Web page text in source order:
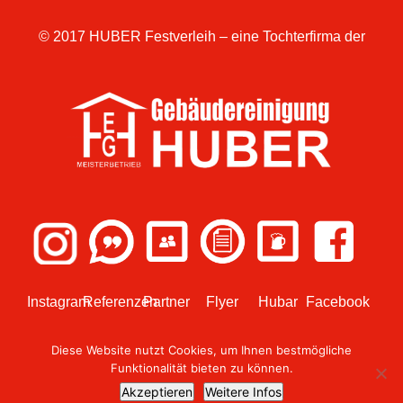
© 2017 HUBER Festverleih – eine Tochterfirma der
InstagramReferenzenPartner Flyer Hubar Facebook
Diese Website nutzt Cookies, um Ihnen bestmögliche
Funktionalität bieten zu können.
Akzeptieren Weitere Infos